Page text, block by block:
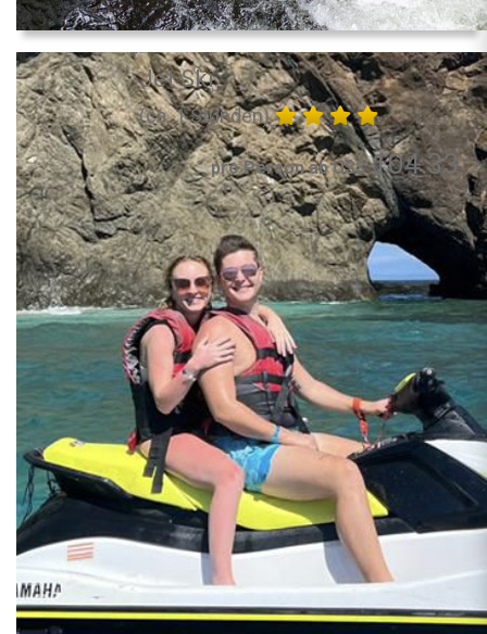
Jet Ski
(ca. 1 Stunden)
pro Person ab US$104.33